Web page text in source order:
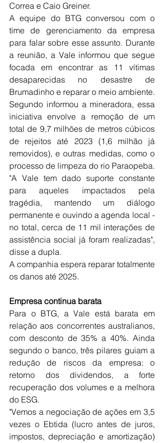
Correa e Caio Greiner.
A equipe do BTG conversou com o
time de gerenciamento da empresa
para falar sobre esse assunto. Durante
a reunião, a Vale informou que segue
focada em encontrar as 11 vítimas
desaparecidas no desastre de
Brumadinho e reparar o meio ambiente.
Segundo informou a mineradora, essa
iniciativa envolve a remoção de um
total de 9,7 milhões de metros cúbicos
de rejeitos até 2023 (1,6 milhão já
removidos), e outras medidas, como o
processo de limpeza do rio Paraopeba.
"A Vale tem dado suporte constante
para aqueles impactados pela
tragédia, mantendo um diálogo
permanente e ouvindo a agenda local -
no total, cerca de 11 mil interações de
assistência social já foram realizadas",
disse a dupla.
A companhia espera reparar totalmente
os danos até 2025.
Empresa continua barata
Para o BTG, a Vale está barata em
relação aos concorrentes australianos,
com desconto de 35% a 40%. Ainda
segundo o banco, três pilares guiam a
redução de riscos da empresa: o
retorno dos dividendos, a forte
recuperação dos volumes e a melhora
do ESG.
"Vemos a negociação de ações em 3,5
vezes o Ebtida (lucro antes de juros,
impostos, depreciação e amortização)